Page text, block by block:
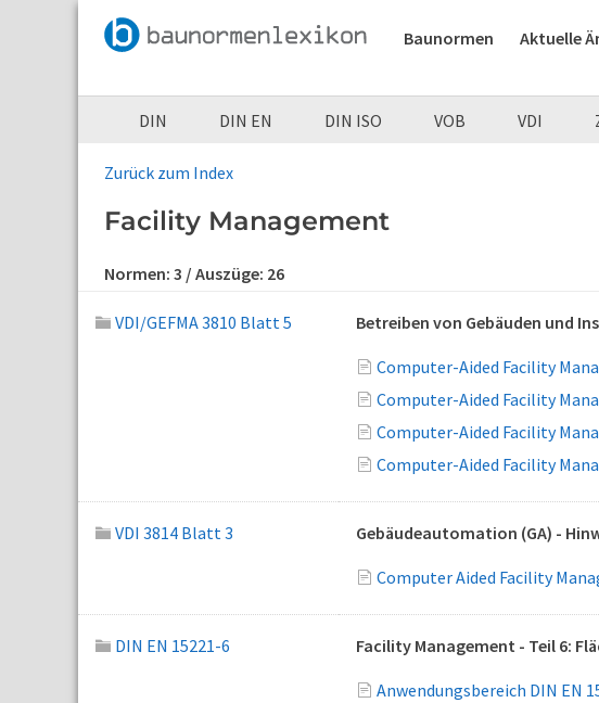
Baunormen Aktuelle
DIN DIN EN DIN ISO VOB VDI
Zurück zum Index
Facility Management
Normen: 3 / Auszüge: 26
VDI/GEFMA 3810 Blatt 5 Betreiben von Gebäuden und
Computer-Aided Facility
Computer-Aided Facility
Computer-Aided Facility
Computer-Aided Facility
VDI 3814 Blatt 3 Gebäudeautomation (GA) -
Computer Aided Facility
DIN EN 15221-6 Facility Management - Teil 6:
Anwendungsbereich DIN EN